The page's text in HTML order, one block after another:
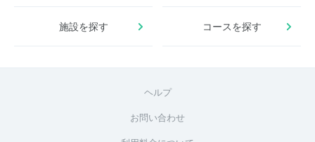
施設を探す コースを探す
ヘルプ
お問い合わせ